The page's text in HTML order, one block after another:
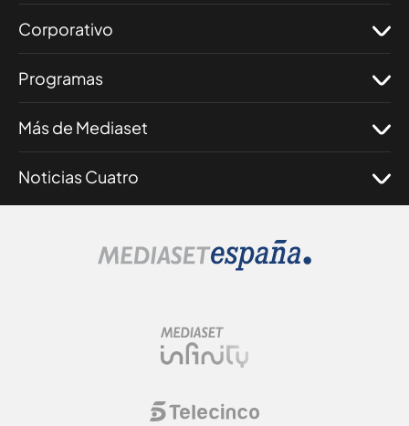
Corporativo
Programas
Más de Mediaset
Noticias Cuatro